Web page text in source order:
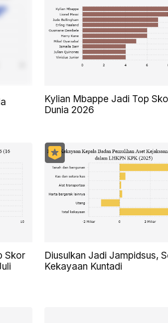
Kylian Mbappe Jadi Top
Dunia 2026
Skor
Diusulkan Jadi Jampidsus,
Kekayaan Kuntadi